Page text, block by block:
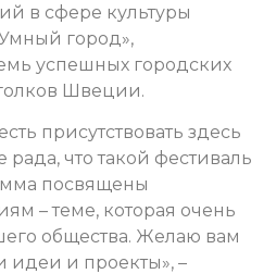
в сфере культуры
город»,
успешных городских
Швеции.
присутствовать здесь
что такой фестиваль
посвящены
– теме, которая очень
общества. Желаю вам
идеи и проекты», –